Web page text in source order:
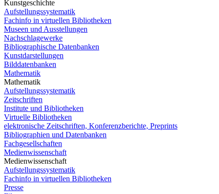
Kunstgeschichte
Aufstellungssystematik
Fachinfo in virtuellen Bibliotheken
Museen und Ausstellungen
Nachschlagewerke
Bibliographische Datenbanken
Kunstdarstellungen
Bilddatenbanken
Mathematik
Mathematik
Aufstellungssystematik
Zeitschriften
Institute und Bibliotheken
Virtuelle Bibliotheken
elektronische Zeitschriften, Konferenzberichte, Preprints
Bibliographien und Datenbanken
Fachgesellschaften
Medienwissenschaft
Medienwissenschaft
Aufstellungssystematik
Fachinfo in virtuellen Bibliotheken
Presse